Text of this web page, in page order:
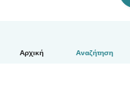
Αρχική Αναζήτηση